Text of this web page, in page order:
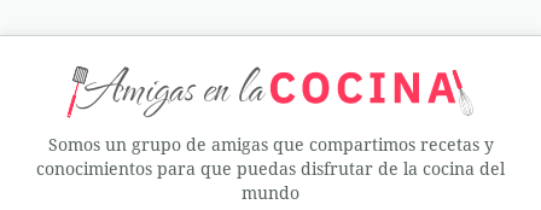
Somos un grupo de amigas que compartimos recetas y
conocimientos para que puedas disfrutar de la cocina del
mundo